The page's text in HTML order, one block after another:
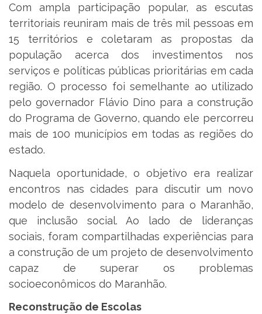
Com ampla participação popular, as escutas
territoriais reuniram mais de três mil pessoas em
15 territórios e coletaram as propostas da
população acerca dos investimentos nos
serviços e políticas públicas prioritárias em cada
região. O processo foi semelhante ao utilizado
pelo governador Flávio Dino para a construção
do Programa de Governo, quando ele percorreu
mais de 100 municípios em todas as regiões do
estado.
Naquela oportunidade, o objetivo era realizar
encontros nas cidades para discutir um novo
modelo de desenvolvimento para o Maranhão,
que inclusão social. Ao lado de lideranças
sociais, foram compartilhadas experiências para
a construção de um projeto de desenvolvimento
capaz de superar os problemas
socioeconômicos do Maranhão.
Reconstrução de Escolas